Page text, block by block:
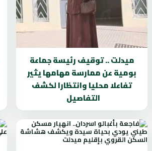
ميدلت .. توقيف رئيسة جماعة
بومية عن ممارسة مهامها يثير
تفاعلا محليا وانتظارا لكشف
التفاصيل